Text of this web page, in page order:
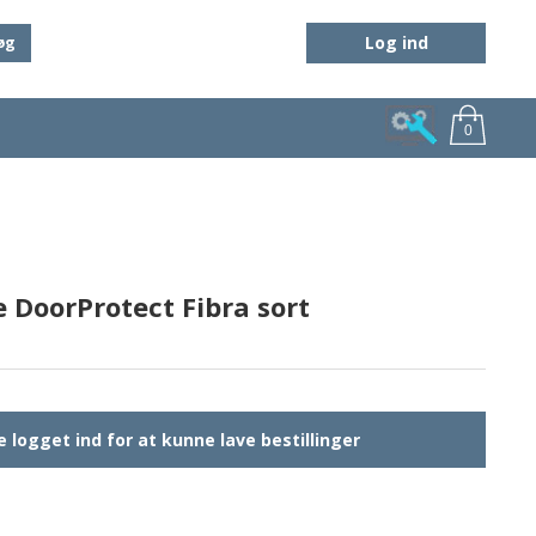
Log ind
0
DoorProtect Fibra sort
logget ind for at kunne lave bestillinger